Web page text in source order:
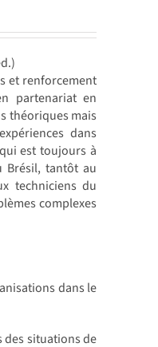
et renforcement
partenariat en
théoriques mais
dans
est toujours à
Brésil, tantôt au
techniciens du
complexes
dans le
des situations de